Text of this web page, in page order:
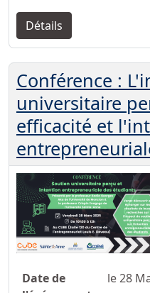
Détails
Conférence :
universitaire
efficacité et
Date de
le 28